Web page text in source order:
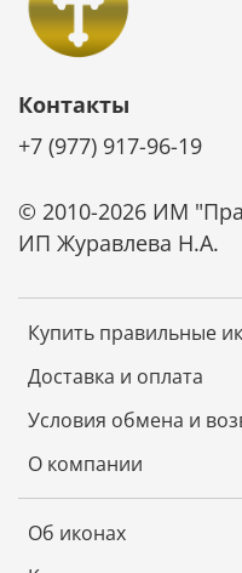
Купить правильные
Доставка и оплата
Условия обмена и
О компании
Об иконах
Контакты
+7 (977) 917-96-19
© 2010-2026 ИМ
ИП Журавлева Н.А.